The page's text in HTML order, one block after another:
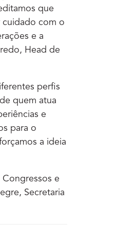
que
cuidado com o
e a
Head de
perfis
quem atua
e
para o
a ideia
Congressos e
Secretaria